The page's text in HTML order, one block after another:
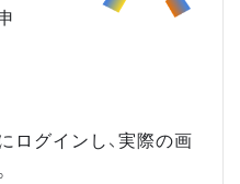
ログインし、実際の画